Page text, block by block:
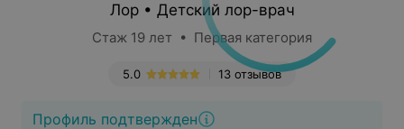
Лор • Детский лор-врач
Стаж 19 лет • Первая категория
13 отзывов
5.0
Профиль подтвержден